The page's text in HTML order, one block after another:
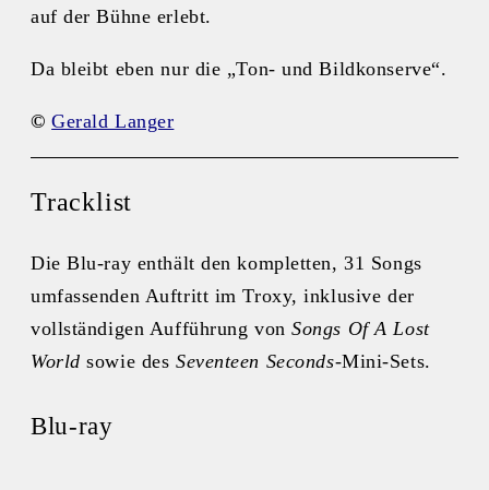
auf der Bühne erlebt.
Da bleibt eben nur die „Ton- und Bildkonserve“.
© Gerald Langer
Tracklist
Die Blu-ray enthält den kompletten, 31 Songs
umfassenden Auftritt im Troxy, inklusive der
vollständigen Aufführung vonSongs Of A Lost
World sowie des Seventeen Seconds‑Mini‑Sets.
Blu-ray